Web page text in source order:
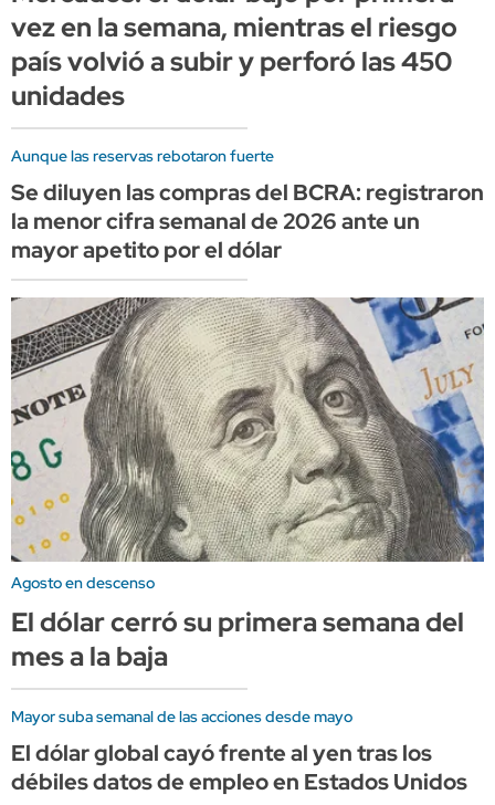
vez en la semana, mientras el riesgo
país volvió a subir y perforó las 450
unidades
Aunque las reservas rebotaron fuerte
Se diluyen las compras del BCRA: registraron
la menor cifra semanal de 2026 ante un
mayor apetito por el dólar
Agosto en descenso
El dólar cerró su primera semana del
mes a la baja
Mayor suba semanal de las acciones desde mayo
El dólar global cayó frente al yen tras los
débiles datos de empleo en Estados Unidos